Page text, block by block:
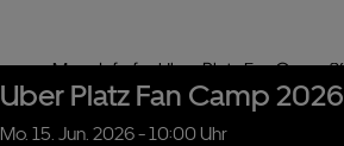
Uber Platz Fan Camp 2026
Mo. 15. Jun. 2026- 10:00 Uhr